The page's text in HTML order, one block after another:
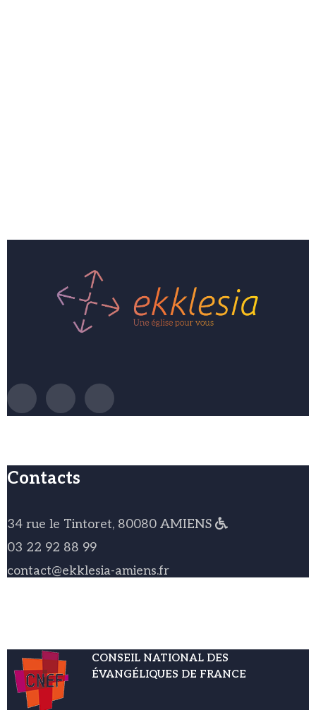
Contacts
34 rue le Tintoret, 80080 AMIENS
03 22 92 88 99
contact@ekklesia-amiens.fr
CONSEIL NATIONAL DES
ÉVANGÉLIQUES DE FRANCE